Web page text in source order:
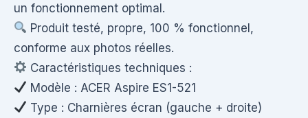
un fonctionnement optimal.
Produit testé, propre, 100 % fonctionnel,
conforme aux photos réelles.
Caractéristiques techniques :
Modèle : ACER Aspire ES1-521
Type : Charnières écran (gauche + droite)